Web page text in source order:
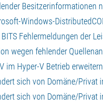
Besitzerinformationen
Windows-
Fehlermeldungen der
wegen fehlender
im Hyper-V Betrieb
sich von Domäne/Privat
sich von Domäne/Privat